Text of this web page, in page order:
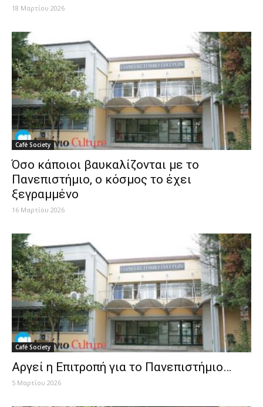
18 Μαρτίου 2026
Café Society
Όσο κάποιοι βαυκαλίζονται με το
Πανεπιστήμιο, ο κόσμος το έχει
ξεγραμμένο
16 Μαρτίου 2026
Café Society
Αργεί η Επιτροπή για το Πανεπιστήμιο…
5 Μαρτίου 2026